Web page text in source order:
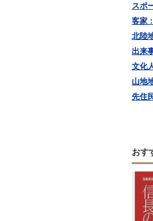
スポ
客家
北陸
出来
文化
山地
先住
おす